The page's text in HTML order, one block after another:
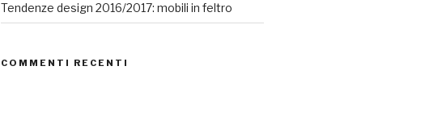
Tendenze design 2016/2017: mobili in feltro
COMMENTI RECENTI